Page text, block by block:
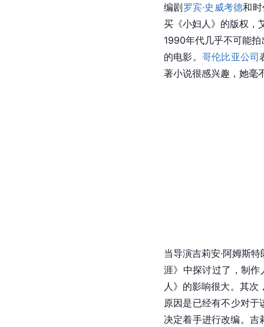
编剧罗宾·史威考德和
买《小妇人》的版权，
1990年代几乎不可能
的电影。 哥伦比亚公司
著小说很感兴趣，她毫
当导演吉莉安·阿姆斯特
涯》中探讨过了，制
人》的影响很大。其
原因是已经有不少对于
决定着手进行改编。 吉